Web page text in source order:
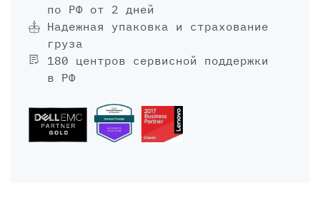
по РФ от 2 дней
Надежная упаковка и страхование
груза
180 центров сервисной поддержки
в РФ